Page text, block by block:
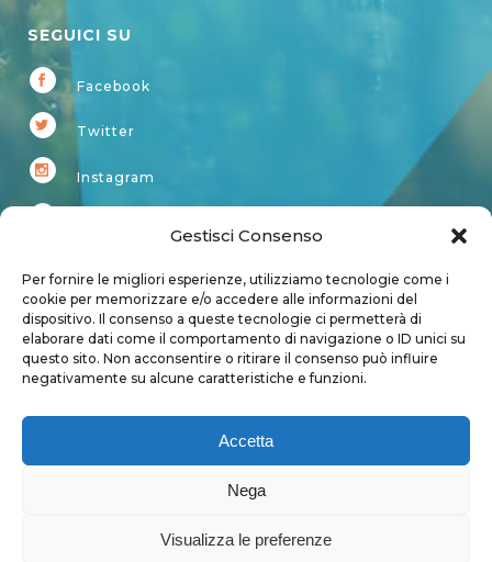
Gestisci Consenso
Per fornire le migliori esperienze, utilizziamo tecnologie come i
cookie per memorizzare e/o accedere alle informazioni del
dispositivo. Il consenso a queste tecnologie ci permetterà di
elaborare dati come il comportamento di navigazione o ID unici su
questo sito. Non acconsentire o ritirare il consenso può influire
negativamente su alcune caratteristiche e funzioni.
Accetta
Nega
Visualizza le preferenze
SEGUICI SU
Facebook
Twitter
Instagram
Account
Login